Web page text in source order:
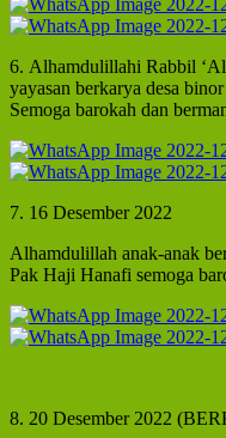
6. Alhamdulillahi Rabbil
yayasan berkarya desa
Semoga barokah dan
7. 16 Desember 2022
Alhamdulillah anak-anak
Pak Haji Hanafi semoga
8. 20 Desember 2022